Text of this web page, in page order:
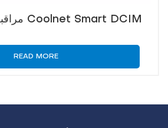
مراقبة البنية التحتية لـ Coolnet Smart DCIM
READ MORE